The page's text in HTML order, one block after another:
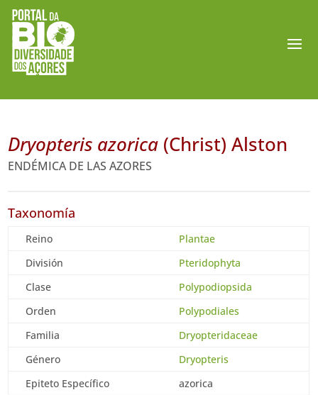
Dryopteris azorica (Christ) Alston
ENDÉMICA DE LAS AZORES
Taxonomía
Reino
Plantae
División
Pteridophyta
Clase
Polypodiopsida
Orden
Polypodiales
Familia
Dryopteridaceae
Género
Dryopteris
Epiteto Específico
azorica